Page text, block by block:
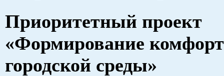
Приоритетный проект
«Формирование
городской среды»